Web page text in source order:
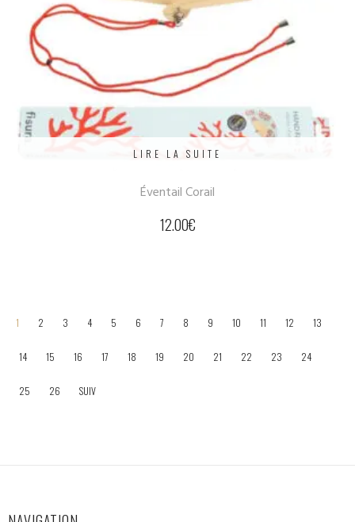
LIRE LA SUITE
Éventail Corail
12.00€
1 2 3 4 5 6 7 8 9 10 11 12 13
14 15 16 17 18 19 20 21 22 23 24
25 26 SUIV